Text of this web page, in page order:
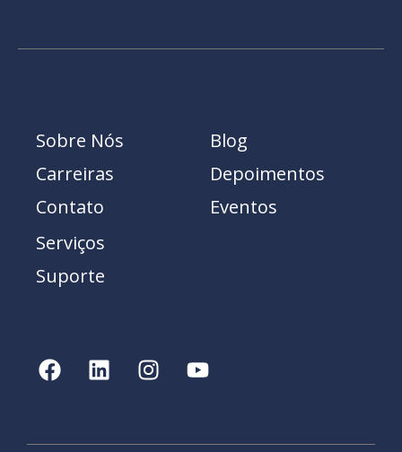
Sobre Nós
Carreiras
Contato
Blog
Depoimentos
Eventos
Serviços
Suporte